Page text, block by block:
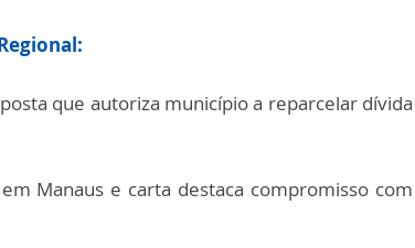
que autoriza município a reparcelar dívida
Manaus e carta destaca compromisso com